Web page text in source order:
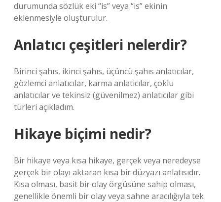
durumunda sözlük eki “is” veya “is” ekinin
eklenmesiyle oluşturulur.
Anlatıcı çeşitleri nelerdir?
Birinci şahıs, ikinci şahıs, üçüncü şahıs anlatıcılar,
gözlemci anlatıcılar, karma anlatıcılar, çoklu
anlatıcılar ve tekinsiz (güvenilmez) anlatıcılar gibi
türleri açıkladım.
Hikaye biçimi nedir?
Bir hikaye veya kısa hikaye, gerçek veya neredeyse
gerçek bir olayı aktaran kısa bir düzyazı anlatısıdır.
Kısa olması, basit bir olay örgüsüne sahip olması,
genellikle önemli bir olay veya sahne aracılığıyla tek